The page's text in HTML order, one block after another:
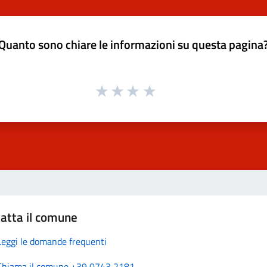
sono chiare le informazioni su questa
il comune
le domande frequenti